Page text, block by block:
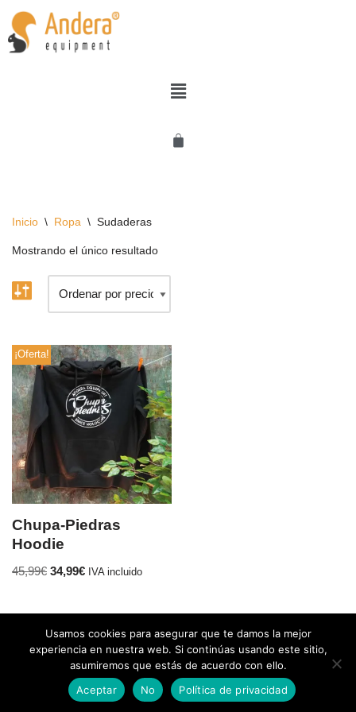
Saltar
Inicio \ Ropa \ Sudaderas
Mostrando el único resultado
¡Oferta!
Chupa-Piedras
Hoodie
45,99€ 34,99€ IVA incluido
Neve| Funciona gracias a WordPress
Usamos cookies para asegurar que te damos la mejor
experiencia en nuestra web. Si continúas usando este sitio,
asumiremos que estás de acuerdo con ello.
Aceptar
No Política de privacidad